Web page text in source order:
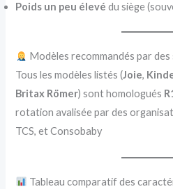
Poids un peu élevé du siège
Modèles recommandés par
Tous les modèles listés (Joie,
Britax Römer) sont homologués
rotation avalisée par des
TCS, et Consobaby
Tableau comparatif des